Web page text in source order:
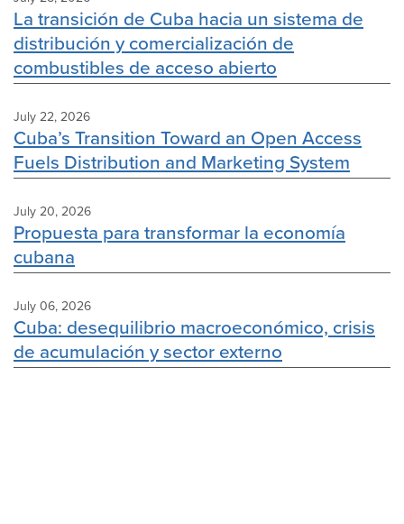
La transición de Cuba hacia un sistema de
distribución y comercialización de
combustibles de acceso abierto
July 22, 2026
Cuba’s Transition Toward an Open Access
Fuels Distribution and Marketing System
July 20, 2026
Propuesta para transformar la economía
cubana
July 06, 2026
Cuba: desequilibrio macroeconómico, crisis
de acumulación y sector externo